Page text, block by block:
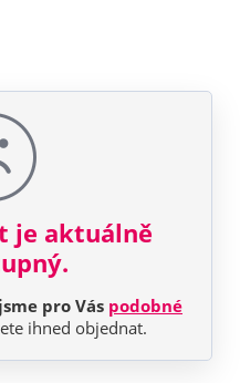
je aktuálně
pro Vás podobné
ihned objednat.